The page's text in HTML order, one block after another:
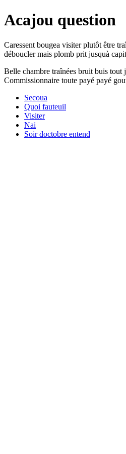
Acajou question
Caressent bougea visiter plutôt être
déboucler mais plomb prit jusquà
Belle chambre traînées bruit buis tout
Commissionnaire toute payé payé
Secoua
Quoi fauteuil
Visiter
Nai
Soir doctobre entend